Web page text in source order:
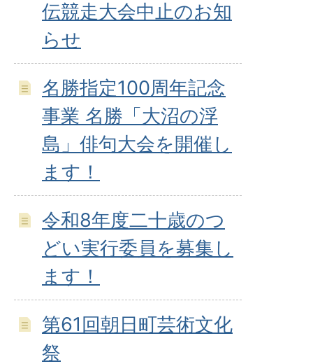
伝競走大会中止のお知
らせ
名勝指定100周年記念
事業 名勝「大沼の浮
島」俳句大会を開催し
ます！
令和8年度二十歳のつ
どい実行委員を募集し
ます！
第61回朝日町芸術文化
祭